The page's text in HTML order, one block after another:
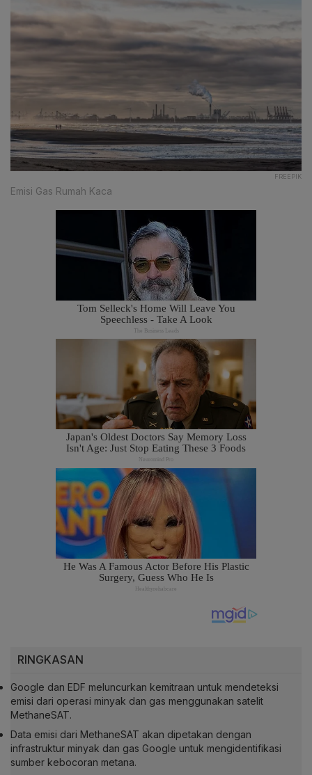
FREEPIK
Emisi Gas Rumah Kaca
RINGKASAN
Google dan EDF meluncurkan kemitraan untuk mendeteksi
emisi dari operasi minyak dan gas menggunakan satelit
MethaneSAT.
Data emisi dari MethaneSAT akan dipetakan dengan
infrastruktur minyak dan gas Google untuk mengidentifikasi
sumber kebocoran metana.